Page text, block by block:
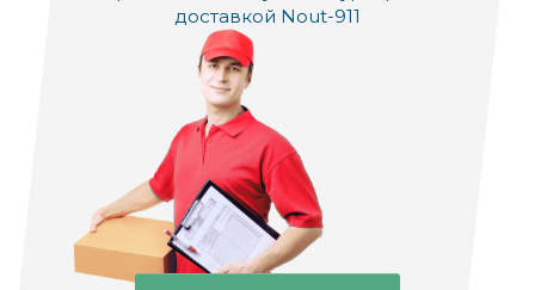
доставкой Nout-911